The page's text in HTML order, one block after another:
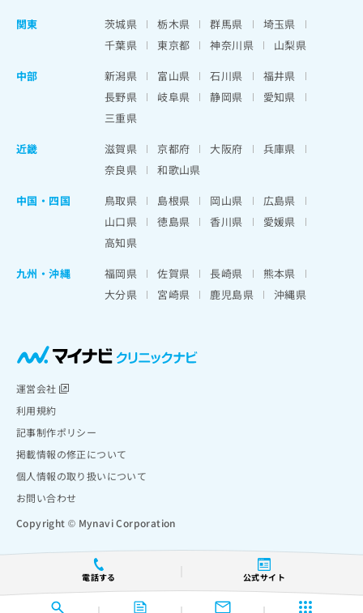
電話する 公式サイト
関東
茨城県 栃木県 群馬県
埼玉県
千葉県
東京都 神奈川県
山梨県
中部
新潟県 富山県 石川県
福井県
長野県
岐阜県 静岡県
愛知県
三重県
近畿
滋賀県 京都府 大阪府
兵庫県
奈良県
和歌山県
中国・四国
鳥取県 島根県 岡山県
広島県
山口県
徳島県 香川県
愛媛県
高知県
九州・沖縄
福岡県 佐賀県 長崎県
熊本県
大分県
宮崎県 鹿児島県 沖縄県
運営会社
利用規約
記事制作ポリシー
掲載情報の修正について
個人情報の取り扱いについて
お問い合わせ
Copyright © Mynavi Corporation